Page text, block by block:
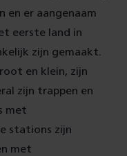
en er aangenaam
eerste land in
zijn gemaakt.
en klein, zijn
zijn trappen en
met
stations zijn
met